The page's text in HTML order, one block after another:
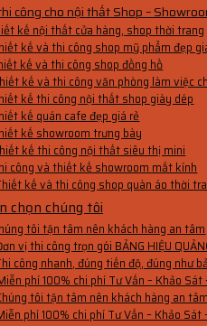
công cho nội thất Shop –
kế nội thất cửa hàng, shop thời trang
kế và thi công shop mỹ phẩm đẹp
kế và thi công shop đồng hồ
kế và thi công văn phòng làm việc
kế thi công nội thất shop giày dép
kế quán cafe đẹp giá rẻ
kế showroom trưng bày
kế thi công nội thất siêu thị mini
công và thiết kế showroom mắt kính
kế và thi công shop quàn áo thời
chọn chúng tôi
tôi tận tâm nên khách hàng an tâm
vị thi công trọn gói BẢNG HIỆU
công nhanh, đúng tiến độ, đúng như
phí 100% chi phí Tư Vấn – Khảo
tôi tận tâm nên khách hàng an
phí 100% chi phí Tư Vấn – Khảo Sát